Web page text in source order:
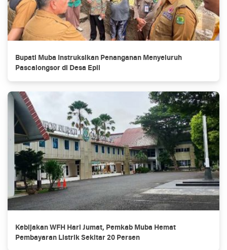
Bupati Muba Instruksikan Penanganan Menyeluruh
Pascalongsor di Desa Epil
Kebijakan WFH Hari Jumat, Pemkab Muba Hemat
Pembayaran Listrik Sekitar 20 Persen